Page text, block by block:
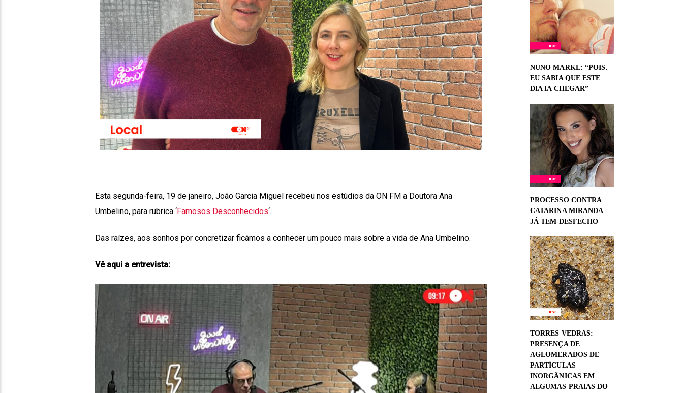
Esta segunda-feira, 19 de janeiro, João Garcia Miguel recebeu nos estúdios da ON FM a Doutora Ana
Umbelino, para rubrica ‘Famosos Desconhecidos‘.
Das raízes, aos sonhos por concretizar ficámos a conhecer um pouco mais sobre a vida de Ana Umbelino.
Vê aqui a entrevista:
NUNO MARKL: “POIS.
EU SABIA QUE ESTE
DIA IA CHEGAR”
PROCESSO CONTRA
CATARINA MIRANDA
JÁ TEM DESFECHO
TORRES VEDRAS:
PRESENÇA DE
AGLOMERADOS DE
PARTÍCULAS
INORGÂNICAS EM
ALGUMAS PRAIAS DO